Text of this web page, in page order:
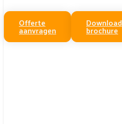
Offerte
aanvragen
Download
brochure